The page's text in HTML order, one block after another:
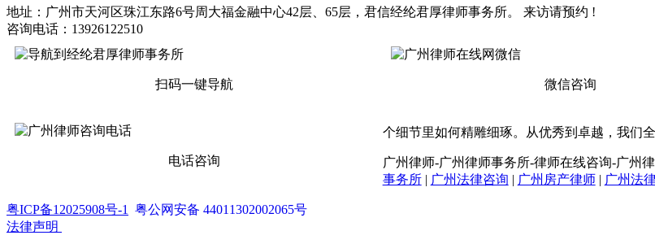
地址：广州市天河区珠江东路6号周大福金融中心42层、65层，君信经纶君厚律师事务所。 来访请预约 !
咨询电话：13926122510
扫码一键导航 微信咨询
电话咨询
个细节里如何精雕细琢。从优秀到卓越，我们
广州律师-广州律师事务所-律师在线咨询-广州
事务所| 广州法律咨询 | 广州房产律师| 广州法
粤ICP备12025908号-1
粤公网安备 44011302002065号
法律声明